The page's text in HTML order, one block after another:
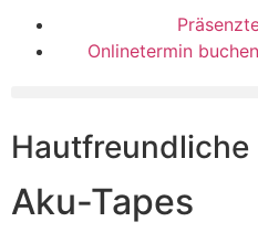
Onlinetermin
Hautfreundliche
Aku-Tapes